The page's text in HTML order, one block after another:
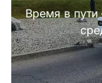
Время в пути